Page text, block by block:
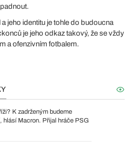
jeho identitu je tohle do budoucna
je jeho odkaz takový, že se vždy
a ofenzivním fotbalem.
K zadrženým budeme
hlásí Macron. Přijal hráče PSG